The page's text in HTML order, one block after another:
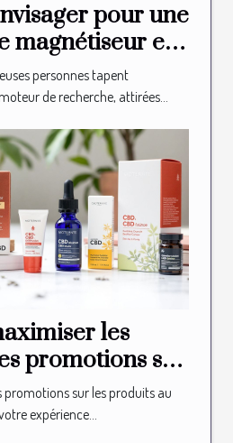
pour une
magnétiseur en
personnes tapent
de recherche, attirées...
les
promotions sur
CBD ?sur les produits au
expérience...